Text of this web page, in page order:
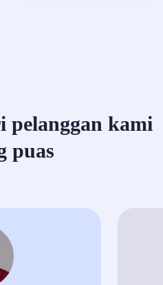
pelanggan kami
puas